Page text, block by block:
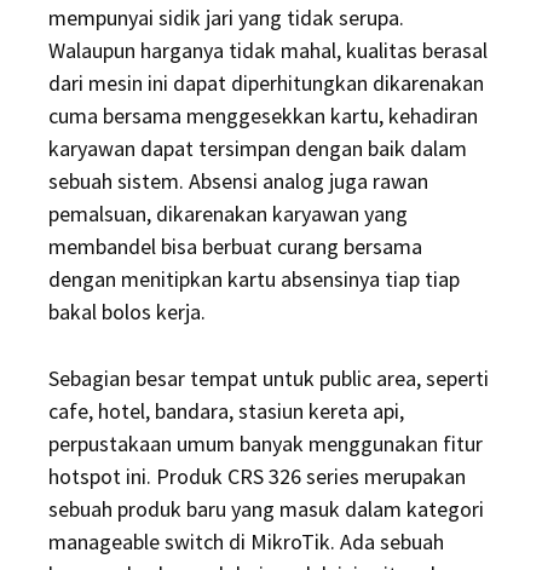
mempunyai sidik jari yang tidak serupa.
Walaupun harganya tidak mahal, kualitas berasal
dari mesin ini dapat diperhitungkan dikarenakan
cuma bersama menggesekkan kartu, kehadiran
karyawan dapat tersimpan dengan baik dalam
sebuah sistem. Absensi analog juga rawan
pemalsuan, dikarenakan karyawan yang
membandel bisa berbuat curang bersama
dengan menitipkan kartu absensinya tiap tiap
bakal bolos kerja.
Sebagian besar tempat untuk public area, seperti
cafe, hotel, bandara, stasiun kereta api,
perpustakaan umum banyak menggunakan fitur
hotspot ini. Produk CRS 326 series merupakan
sebuah produk baru yang masuk dalam kategori
manageable switch di MikroTik. Ada sebuah